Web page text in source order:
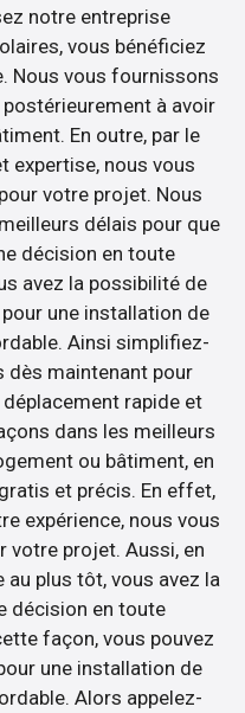
notre entreprise
vous bénéficiez
Nous vous fournissons
à avoir
En outre, par le
expertise, nous vous
votre projet. Nous
délais pour que
décision en toute
avez la possibilité de
une installation de
Ainsi simplifiez-
dès maintenant pour
rapide et
dans les meilleurs
ou bâtiment, en
et précis. En effet,
expérience, nous vous
projet. Aussi, en
plus tôt, vous avez la
décision en toute
façon, vous pouvez
une installation de
Alors appelez-